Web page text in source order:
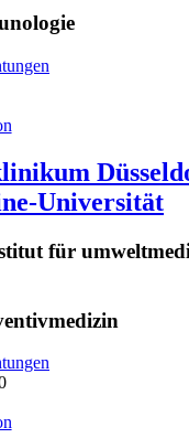
Universität
für